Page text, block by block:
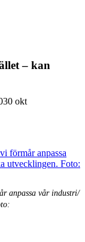
– kan
30 okt
anpassa vår industri/